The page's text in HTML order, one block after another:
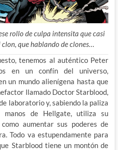
rollo de culpa intensita que casi
clon, que hablando de clones…
tenemos al auténtico Peter
en un confín del universo,
un mundo alienígena hasta que
llamado Doctor Starblood,
laboratorio y, sabiendo la paliza
de Hellgate, utiliza su
aumentar sus poderes de
Todo va estupendamente para
Starblood tiene un montón de